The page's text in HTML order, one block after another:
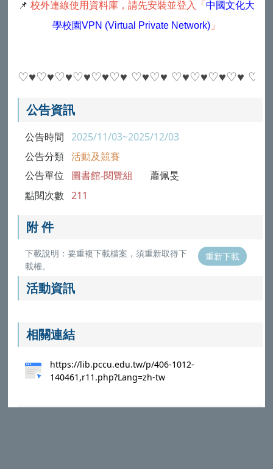
📌 校外連線使用資料庫，請先安裝並登入「 中國文化大
學校園VPN (Virtual Private Network) 」
♡♥♡♥♡♥♡♥♡♥♡♥ ♡♥♡♥ ♡♥♡♥♡♥♡♥
公告資訊
公告時間 2025/11/03~2025/12/03
公告分類 活動及競賽
公告單位 圖書館-閱覽組 蕭佩旻
點閱次數 211
附 件
下載說明：要重複下載檔案，須重新取得下
載權。
重新下載
活動資訊
相關連結
https://lib.pccu.edu.tw/p/406-1012-
140461,r11.php?Lang=zh-tw